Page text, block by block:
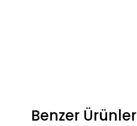
Benzer Ürünler